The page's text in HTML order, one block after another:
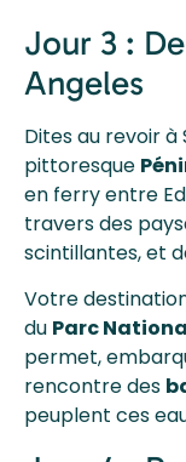
Jour 3 :
Angeles
Dites au revoir
pittoresque
en ferry entre
travers des
scintillantes, et
Votre
du Parc
permet,
rencontre des
peuplent ces